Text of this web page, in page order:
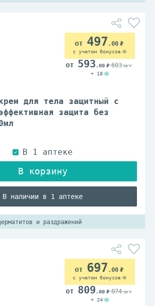
для тела защитный с
защита без
В наличии в 1 аптеке
497 .00
с учетом бонусов
593 .00 603.00
+ 18
и раздражений
697 .00
с учетом бонусов
809 .00 874.00
+ 24